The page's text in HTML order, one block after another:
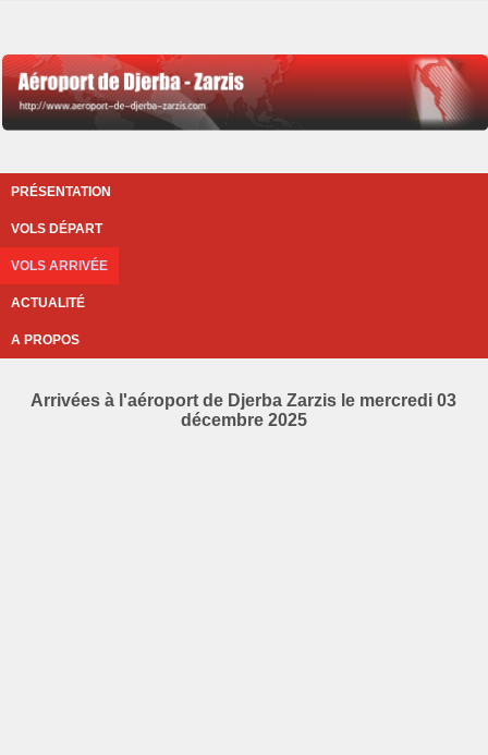
PRÉSENTATION
VOLS DÉPART
VOLS ARRIVÉE
ACTUALITÉ
A PROPOS
Arrivées à l'aéroport de Djerba Zarzis le mercredi 03
décembre 2025